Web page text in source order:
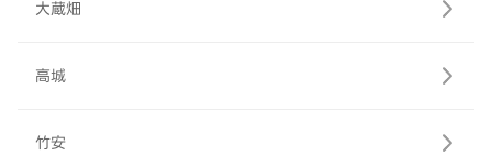
大蔵畑
高城
竹安